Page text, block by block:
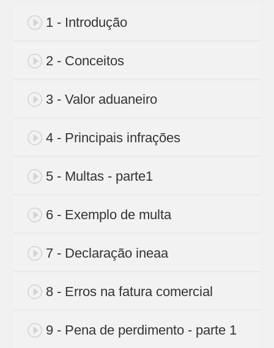
1 - Introdução
2 - Conceitos
3 - Valor aduaneiro
4 - Principais infrações
5 - Multas - parte1
6 - Exemplo de multa
7 - Declaração ineaa
8 - Erros na fatura comercial
9 - Pena de perdimento - parte 1